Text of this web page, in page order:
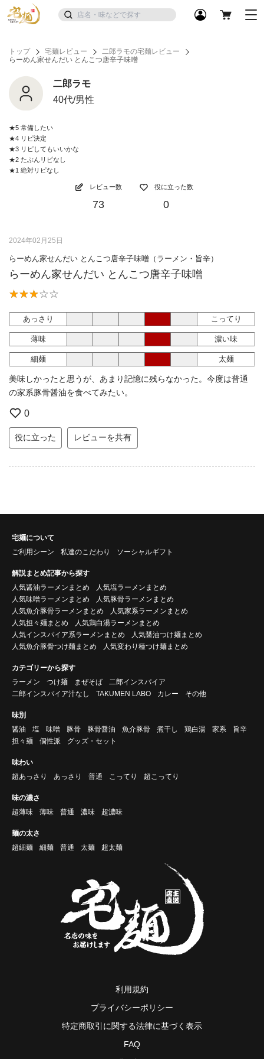
トップ 宅麺レビュー
二郎ラモの宅麺レビュー
らーめん家せんだい とんこつ唐辛子味噌
二郎ラモ
40代/男性
★5 常備したい
★4 リピ決定
★3 リピしてもいいかな
★2 たぶんリピなし
★1 絶対リピなし
レビュー数
73
役に立った数
0
2024年02月25日
らーめん家せんだい とんこつ唐辛子味噌（ラーメン・旨辛）
らーめん家せんだい とんこつ唐辛子味噌
あっさり こってり
薄味 濃い味
細麺 太麺
美味しかったと思うが、あまり記憶に残らなかった。今度は普通
の家系豚骨醤油を食べてみたい。
0
役に立った レビューを共有
宅麺について
ご利用シーン
私達のこだわり ソーシャルギフト
解説まとめ記事から探す
人気醤油ラーメンまとめ
人気塩ラーメンまとめ
人気味噌ラーメンまとめ
人気豚骨ラーメンまとめ
人気魚介豚骨ラーメンまとめ
人気家系ラーメンまとめ
人気担々麺まとめ
人気鶏白湯ラーメンまとめ
人気インスパイア系ラーメンまとめ
人気醤油つけ麺まとめ
人気魚介豚骨つけ麺まとめ
人気変わり種つけ麺まとめ
カテゴリーから探す
ラーメン
つけ麺 まぜそば
二郎インスパイア
二郎インスパイア汁なし
TAKUMEN LABO カレー その他
味別
醤油
塩 味噌 豚骨 豚骨醤油 魚介豚骨 煮干し 鶏白湯 家系
旨辛
担々麺
個性派 グッズ・セット
味わい
超あっさり
あっさり 普通 こってり 超こってり
味の濃さ
超薄味
薄味 普通 濃味 超濃味
麺の太さ
超細麺
細麺 普通 太麺 超太麺
利用規約
プライバシーポリシー
特定商取引に関する法律に基づく表示
FAQ